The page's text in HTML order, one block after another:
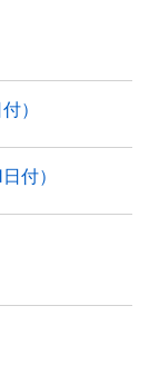
）
付）